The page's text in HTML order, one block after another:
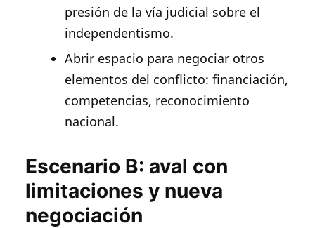
presión de la vía judicial sobre el
independentismo.
Abrir espacio para negociar otros
elementos del conflicto: financiación,
competencias, reconocimiento
nacional.
Escenario B: aval con
limitaciones y nueva
negociación